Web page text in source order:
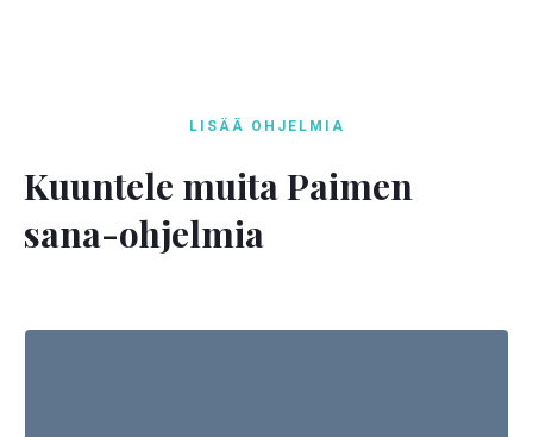
LISÄÄ OHJELMIA
Kuuntele muita Paimen
sana-ohjelmia